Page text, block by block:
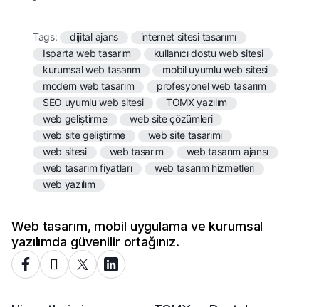
Tags: dijital ajans
internet sitesi tasarımı
Isparta web tasarım
kullanıcı dostu web sitesi
kurumsal web tasarım
mobil uyumlu web sitesi
modern web tasarım
profesyonel web tasarım
SEO uyumlu web sitesi
TOMX yazılım
web geliştirme
web site çözümleri
web site geliştirme
web site tasarımı
web sitesi
web tasarım
web tasarım ajansı
web tasarım fiyatları
web tasarım hizmetleri
web yazılım
Web tasarım, mobil uygulama ve kurumsal
yazılımda güvenilir ortağınız.